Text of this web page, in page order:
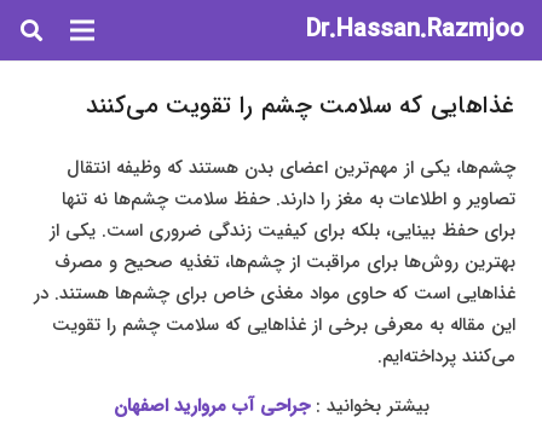
Dr.Hassan.Razmjoo
غذاهایی که سلامت چشم را تقویت می‌کنند
چشم‌ها، یکی از مهم‌ترین اعضای بدن هستند که وظیفه انتقال
تصاویر و اطلاعات به مغز را دارند. حفظ سلامت چشم‌ها نه تنها
برای حفظ بینایی، بلکه برای کیفیت زندگی ضروری است. یکی از
بهترین روش‌ها برای مراقبت از چشم‌ها، تغذیه صحیح و مصرف
غذاهایی است که حاوی مواد مغذی خاص برای چشم‌ها هستند. در
این مقاله به معرفی برخی از غذاهایی که سلامت چشم را تقویت
می‌کنند پرداخته‌ایم.
بیشتر بخوانید :جراحی آب مروارید اصفهان